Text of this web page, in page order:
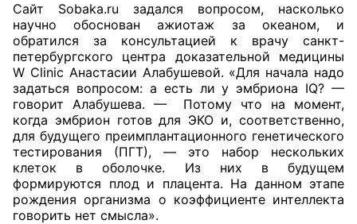
Сайт Sobaka.ru задался вопросом, насколько
научно обоснован ажиотаж за океаном, и
обратился за консультацией к врачу санкт-
петербургского центра доказательной медицины
W Clinic Анастасии Алабушевой. «Для начала надо
задаться вопросом: а есть ли у эмбриона IQ? —
говорит Алабушева. — Потому что на момент,
когда эмбрион готов для ЭКО и, соответственно,
для будущего преимплантационного генетического
тестирования (ПГТ), — это набор нескольких
клеток в оболочке. Из них в будущем
формируются плод и плацента. На данном этапе
рождения организма о коэффициенте интеллекта
говорить нет смысла».